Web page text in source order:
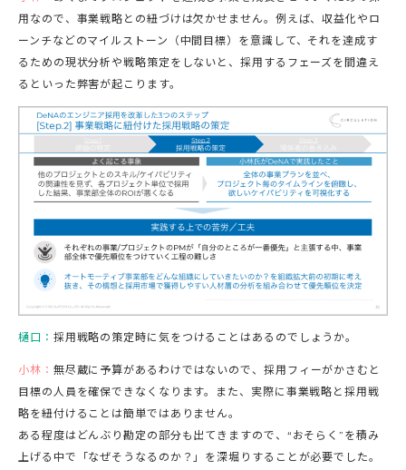
用なので、事業戦略との紐づけは欠かせません。例えば、収益化やロ
ーンチなどのマイルストーン（中間目標）を意識して、それを達成す
るための現状分析や戦略策定をしないと、採用するフェーズを間違え
るといった弊害が起こります。
樋口： 採用戦略の策定時に気をつけることはあるのでしょうか。
小林： 無尽蔵に予算があるわけではないので、採用フィーがかさむと
目標の人員を確保できなくなります。また、実際に事業戦略と採用戦
略を紐付けることは簡単ではありません。
ある程度はどんぶり勘定の部分も出てきますので、“おそらく”を積み
上げる中で「なぜそうなるのか？」を深堀りすることが必要でした。